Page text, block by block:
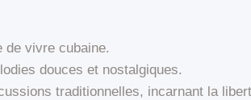
de vivre cubaine.
douces et nostalgiques.
traditionnelles, incarnant la